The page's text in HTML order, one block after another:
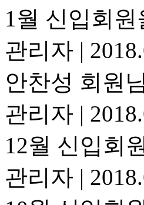
1월 신입회
관리자 |
안찬성 회원
관리자 |
12월 신입회
관리자 |